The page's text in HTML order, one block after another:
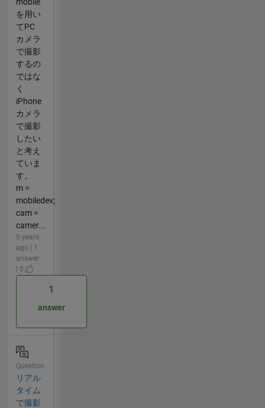
を用い
てPC
カメラ
で撮影
するの
ではな
く
iPhone
カメラ
で撮影
したい
と考え
ていま
す。
m =
mobiledev;
cam =
camer...
5 years
ago | 1
answer
| 0
1
answer
Question
リアル
タイム
で撮影